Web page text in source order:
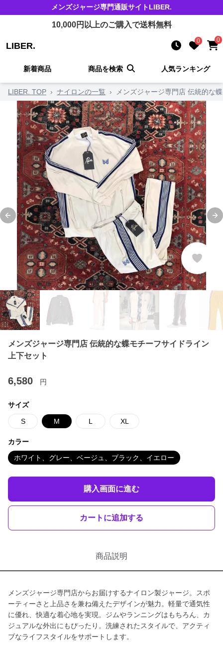
メンズジャージ専門通販サイトLIBER.
10,000円以上のご購入で送料無料
LIBER. 0 0
新着商品 商品を検索 人気ランキング
LIBER. TOP › ナイロンの一覧 › メンズジャージ専門店 伝統的な
Previous slide
メンズジャージ専門店 伝統的な蝶モチーフサイドライン
上下セット
6,580 円
サイズ
S M L XL
カラー
ホワイト、グレー、ベージュ、ブラック、イエロー
購入画面に進む
カートに追加する
商品説明
メンズジャージ専門店からお届けするナイロン製ジャージ。スポ
ーティーさと上品さを兼ね備えたデザインが魅力。軽量で通気性
に優れ、快適な着心地を実現。ジムやランニングはもちろん、カ
ジュアルな外出にもぴったり。洗練されたスタイルで、アクティ
ブなライフスタイルをサポートします。